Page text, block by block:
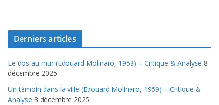
Derniers articles
Le dos au mur (Edouard Molinaro, 1958) – Critique & Analyse 8
décembre 2025
Un témoin dans la ville (Edouard Molinaro, 1959) – Critique &
Analyse 3 décembre 2025